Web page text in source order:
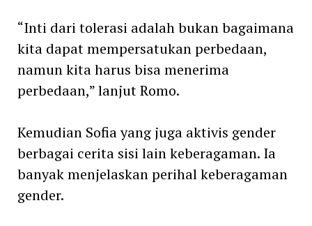
“Inti dari tolerasi adalah bukan bagaimana
kita dapat mempersatukan perbedaan,
namun kita harus bisa menerima
perbedaan,” lanjut Romo.
Kemudian Sofia yang juga aktivis gender
berbagai cerita sisi lain keberagaman. Ia
banyak menjelaskan perihal keberagaman
gender.